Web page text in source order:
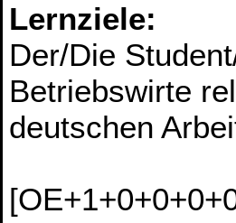
Lernziele:
Der/Die
Betriebswirte
deutschen